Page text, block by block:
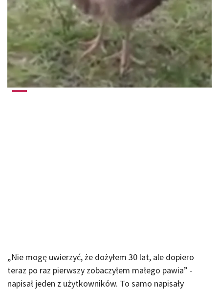
„Nie mogę uwierzyć, że dożyłem 30 lat, ale dopiero
teraz po raz pierwszy zobaczyłem małego pawia” -
napisał jeden z użytkowników. To samo napisały